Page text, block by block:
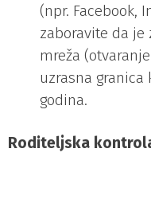
(npr. Facebook,
zaboravite da je
mreža
uzrasna granica
godina.
Roditeljska